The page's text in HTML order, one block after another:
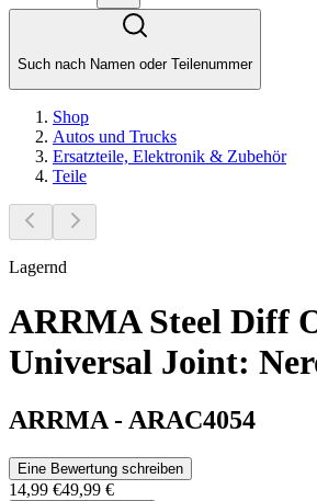
Such nach Namen oder Teilenummer
Shop
Autos und Trucks
Ersatzteile, Elektronik & Zubehör
Teile
Lagernd
ARRMA Steel Diff
Universal Joint:
ARRMA - ARAC4054
Eine Bewertung schreiben
14,99 €49,99 €